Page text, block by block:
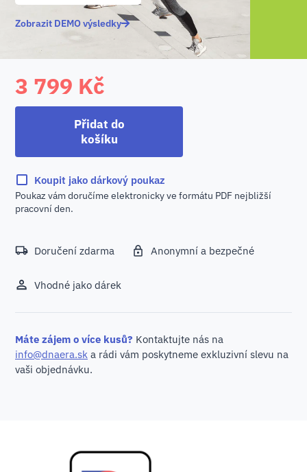
Zobrazit DEMO výsledky
3 799 Kč
Přidat do
košíku
Koupit jako dárkový poukaz
Poukaz vám doručíme elektronicky ve formátu PDF nejbližší
pracovní den.
Doručení zdarma Anonymní a bezpečné
Vhodné jako dárek
Máte zájem o více kusů? Kontaktujte nás na
info@dnaera.sk a rádi vám poskytneme exkluzivní slevu na
vaši objednávku.